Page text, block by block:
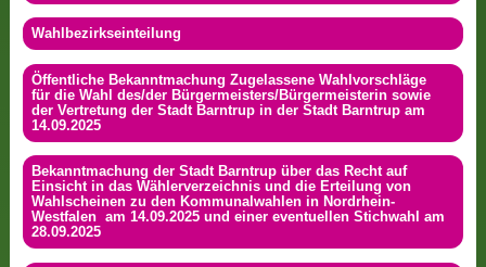
Wahlbezirkseinteilung
Öffentliche Bekanntmachung Zugelassene Wahlvorschläge
für die Wahl des/der Bürgermeisters/Bürgermeisterin sowie
der Vertretung der Stadt Barntrup in der Stadt Barntrup am
14.09.2025
Bekanntmachung der Stadt Barntrup über das Recht auf
Einsicht in das Wählerverzeichnis und die Erteilung von
Wahlscheinen zu den Kommunalwahlen in Nordrhein-
Westfalen am 14.09.2025 und einer eventuellen Stichwahl am
28.09.2025